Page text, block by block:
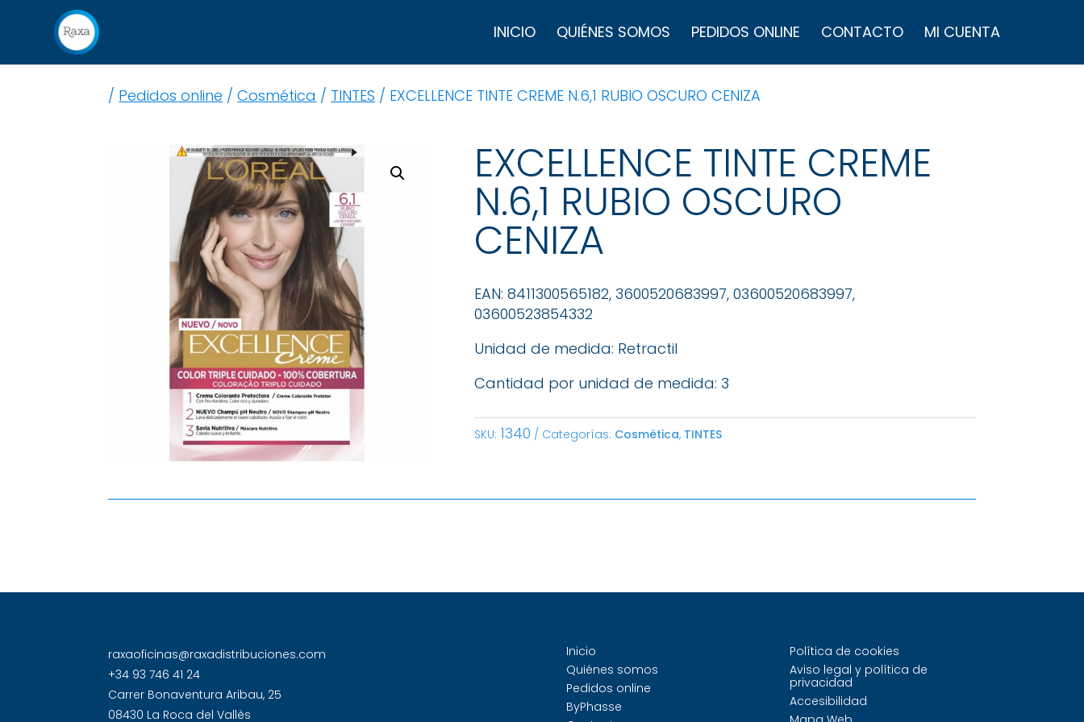
INICIO QUIÉNES SOMOS PEDIDOS ONLINE CONTACTO MI CUENTA
de
productos
/ Pedidos online /Cosmética / TINTES / EXCELLENCE TINTE CREME N.6,1 RUBIO OSCURO CENIZA
EXCELLENCE TINTE CREME
N.6,1 RUBIO OSCURO
CENIZA
EAN: 8411300565182, 3600520683997, 03600520683997,
03600523854332
Unidad de medida: Retractil
Cantidad por unidad de medida: 3
SKU: 1340 Categorías: Cosmética, TINTES
raxaoficinas@raxadistribuciones.com
+34 93 746 41 24
Carrer Bonaventura Aribau, 25
08430 La Roca del Vallès
Inicio
Quiénes somos
Pedidos online
ByPhasse
Política de cookies
Aviso legal y política de
privacidad
Accesibilidad